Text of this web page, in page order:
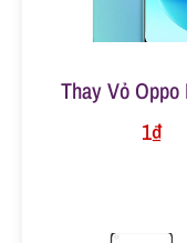
g
Thay Vỏ Oppo
1₫